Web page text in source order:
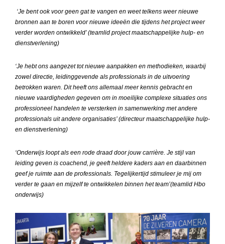
‘Je bent ook voor geen gat te vangen en weet telkens weer nieuwe
bronnen aan te boren voor nieuwe ideeën die tijdens het project weer
verder worden ontwikkeld’ (teamlid project maatschappelijke hulp- en
dienstverlening)
‘Je hebt ons aangezet tot nieuwe aanpakken en methodieken, waarbij
zowel directie, leidinggevende als professionals in de uitvoering
betrokken waren. Dit heeft ons allemaal meer kennis gebracht en
nieuwe vaardigheden gegeven om in moeilijke complexe situaties ons
professioneel handelen te versterken in samenwerking met andere
professionals uit andere organisaties’ (directeur maatschappelijke hulp-
en dienstverlening)
‘Onderwijs loopt als een rode draad door jouw carrière. Je stijl van
leiding geven is coachend, je geeft heldere kaders aan en daarbinnen
geef je ruimte aan de professionals. Tegelijkertijd stimuleer je mij om
verder te gaan en mijzelf te ontwikkelen binnen het team’(teamlid Hbo
onderwijs)